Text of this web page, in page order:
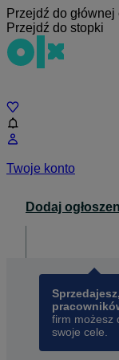
Przejdź do głównej
Przejdź do stopki
Twoje konto
Dodaj
firm możesz
swoje cele.